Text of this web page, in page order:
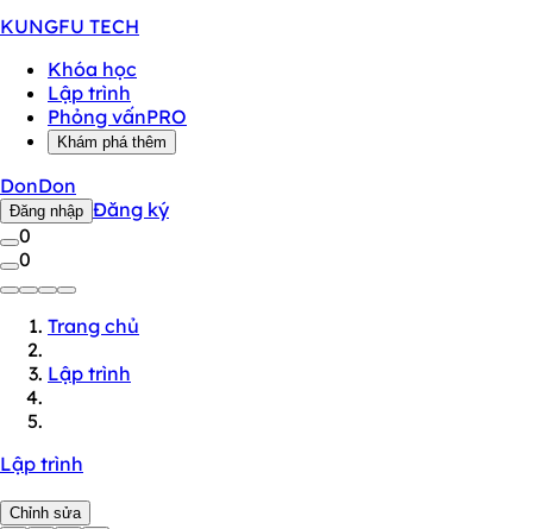
KUNGFU TECH
Khóa học
Lập trình
Phỏng vấnPRO
Khám phá thêm
DonDon
Đăng nhập Đăng ký
0
0
Trang chủ
Lập trình
Lập trình
Chỉnh sửa